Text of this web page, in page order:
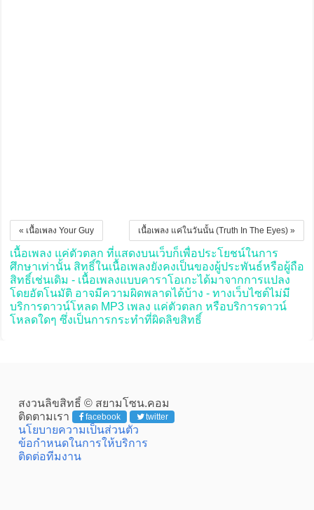
เนื้อเพลง แค่ในวันนั้น (Truth In The Eyes) »
« เนื้อเพลง Your Guy
เนื้อเพลง แค่ตัวตลก ที่แสดงบนเว็บก็เพื่อประโยชน์ในการ
ศึกษาเท่านั้น สิทธิ์ในเนื้อเพลงยังคงเป็นของผู้ประพันธ์หรือผู้ถือ
สิทธิ์เช่นเดิม - เนื้อเพลงแบบคาราโอเกะได้มาจากการแปลง
โดยอัตโนมัติ อาจมีความผิดพลาดได้บ้าง - ทางเว็บไซต์ไม่มี
บริการดาวน์โหลด MP3 เพลง แค่ตัวตลก หรือบริการดาวน์
โหลดใดๆ ซึ่งเป็นการกระทำที่ผิดลิขสิทธิ์
สงวนลิขสิทธิ์ © สยามโซน.คอม
ติดตามเรา
facebook twitter
นโยบายความเป็นส่วนตัว
ข้อกำหนดในการให้บริการ
ติดต่อทีมงาน